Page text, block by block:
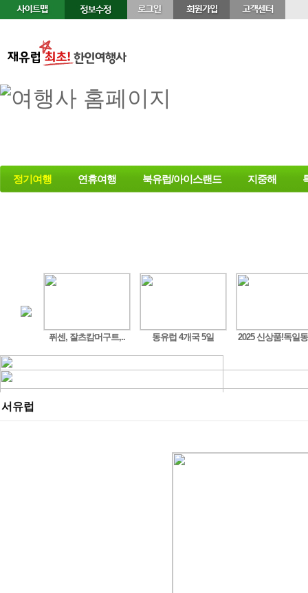
정기여행 연휴여행 북유럽/아이스랜드 지중해
2025 신상품!독일
퓌센, 잘츠캄머구트,.. 동유럽 4개국 5일
서유럽